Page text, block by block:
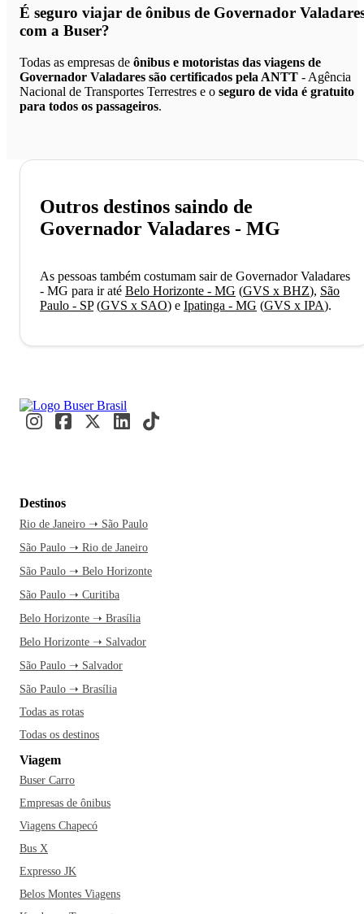
É seguro viajar de ônibus de Governador
com a Buser?
Todas as empresas de ônibus e motoristas das viagens de
Governador Valadares são certificados pela ANTT - Agência
Nacional de Transportes Terrestres e o seguro de vida é gratuito
para todos os passageiros.
Outros destinos saindo de
Governador Valadares - MG
As pessoas também costumam sair de Governador Valadares
- MG para ir até Belo Horizonte - MG (GVS x BHZ), São
Paulo - SP(GVS x SAO) e Ipatinga - MG (GVS x IPA).
Destinos
Rio de Janeiro ➝ São Paulo
São Paulo ➝ Rio de Janeiro
São Paulo ➝ Belo Horizonte
São Paulo ➝ Curitiba
Belo Horizonte ➝ Brasília
Belo Horizonte ➝ Salvador
São Paulo ➝ Salvador
São Paulo ➝ Brasília
Todas as rotas
Todas os destinos
Viagem
Buser Carro
Empresas de ônibus
Viagens Chapecó
Bus X
Expresso JK
Belos Montes Viagens